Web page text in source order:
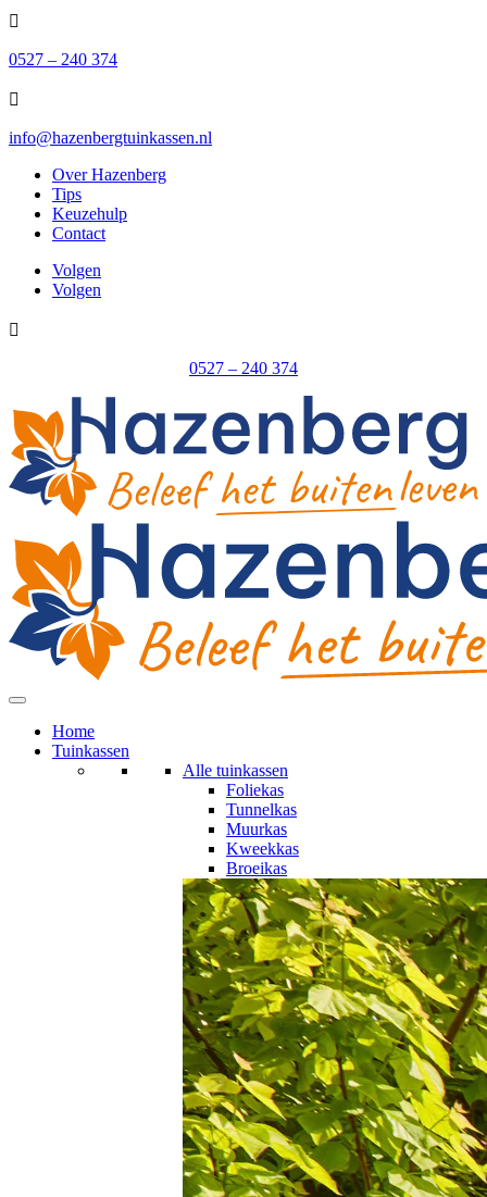

0527 – 240 374

info@hazenbergtuinkassen.nl
Over Hazenberg
Tips
Keuzehulp
Contact
Volgen
Volgen

0527 – 240 374
Home
Tuinkassen
Alle tuinkassen
Foliekas
Tunnelkas
Muurkas
Kweekkas
Broeikas